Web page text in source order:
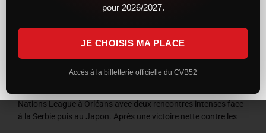
VNL 2026 : les Bleus entre confirmation et
frustration à Orléans
Nations League à Orléans avec deux rencontres intenses face
à la Serbie puis au Japon. Après une victoire nette contre les
pour 2026/2027.
JE CHOISIS MA PLACE
Accès à la billetterie officielle du CVB52